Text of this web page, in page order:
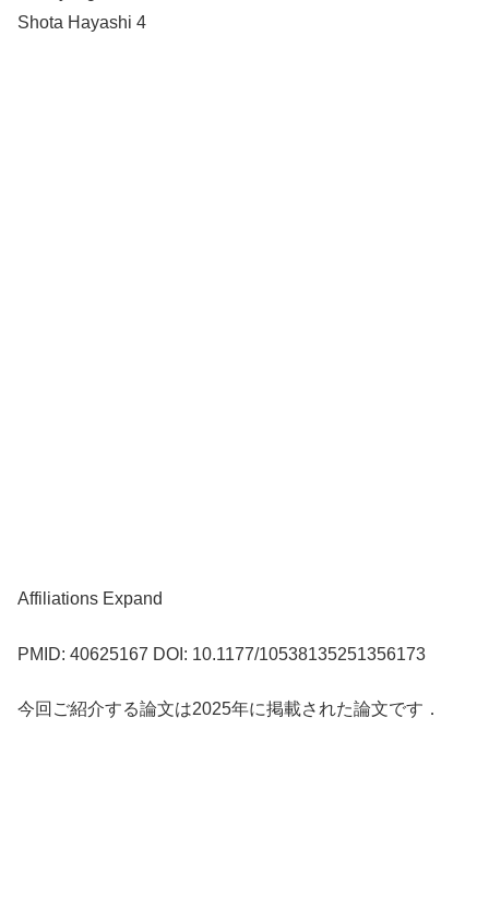
Shota Hayashi 4
Affiliations Expand
PMID: 40625167 DOI: 10.1177/10538135251356173
今回ご紹介する論文は2025年に掲載された論文です．